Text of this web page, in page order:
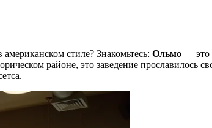
стиле? Знакомьтесь: Ольмо — это
районе, это заведение